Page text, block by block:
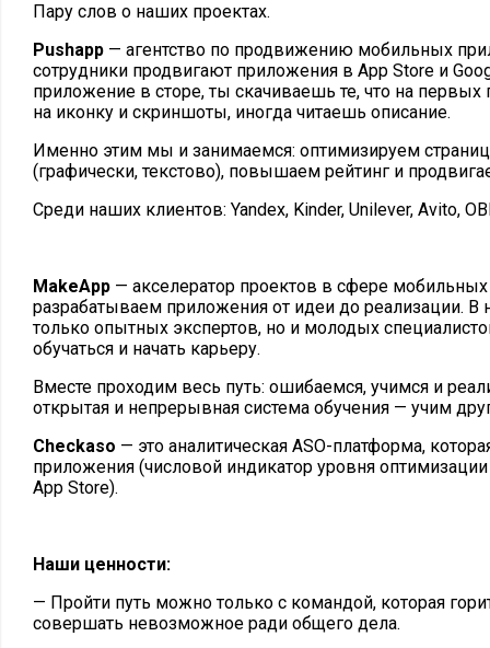
Пару слов о наших проектах.
Pushapp — агентство по продвижению мобильных
сотрудники продвигают приложения в App Store и
приложение в сторе, ты скачиваешь те, что на
на иконку и скриншоты, иногда читаешь описание.
Именно этим мы и занимаемся: оптимизируем
(графически, текстово), повышаем рейтинг и
Среди наших клиентов: Yandex, Kinder, Unilever, Avito,
MakeApp — акселератор проектов в сфере
разрабатываем приложения от идеи до реализации.
только опытных экспертов, но и молодых
обучаться и начать карьеру.
Вместе проходим весь путь: ошибаемся, учимся и
открытая и непрерывная система обучения — учим
Checkaso — это аналитическая ASO-платформа,
приложения (числовой индикатор уровня
App Store).
Наши ценности:
— Пройти путь можно только с командой, которая
совершать невозможное ради общего дела.